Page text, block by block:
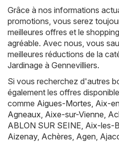
Grâce à nos informations
promotions, vous serez
meilleures offres et le
agréable. Avec nous, vous
meilleures réductions de la
Jardinage à Gennevilliers.
Si vous recherchez d'autres
également les offres
comme Aigues-Mortes, Aix-
Agneaux, Aixe-sur-Vienne,
ABLON SUR SEINE, Aix-les-
Aizenay, Achères, Agen,